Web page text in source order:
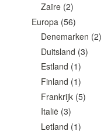
Zaïre (2)
Europa (56)
Denemarken (2)
Duitsland (3)
Estland (1)
Finland (1)
Frankrijk (5)
Italië (3)
Letland (1)